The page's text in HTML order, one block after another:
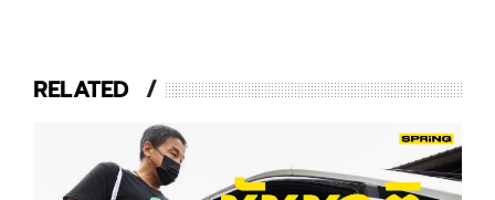
RELATED